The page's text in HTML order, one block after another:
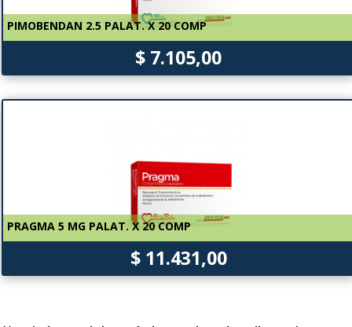
PIMOBENDAN 2.5 PALAT. X 20 COMP
$ 7.105,00
PRAGMA 5 MG PALAT. X 20 COMP
$ 11.431,00